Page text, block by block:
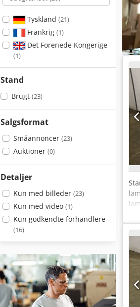
Tyskland (21)
Frankrig (1)
Det Forenede Kongerige
(1)
Stand
Brugt (23)
Salgsformat
Småannoncer (23)
Auktioner (0)
Detaljer
Kun med billeder (23)
Kun med video (1)
Kun godkendte forhandlere
(16)